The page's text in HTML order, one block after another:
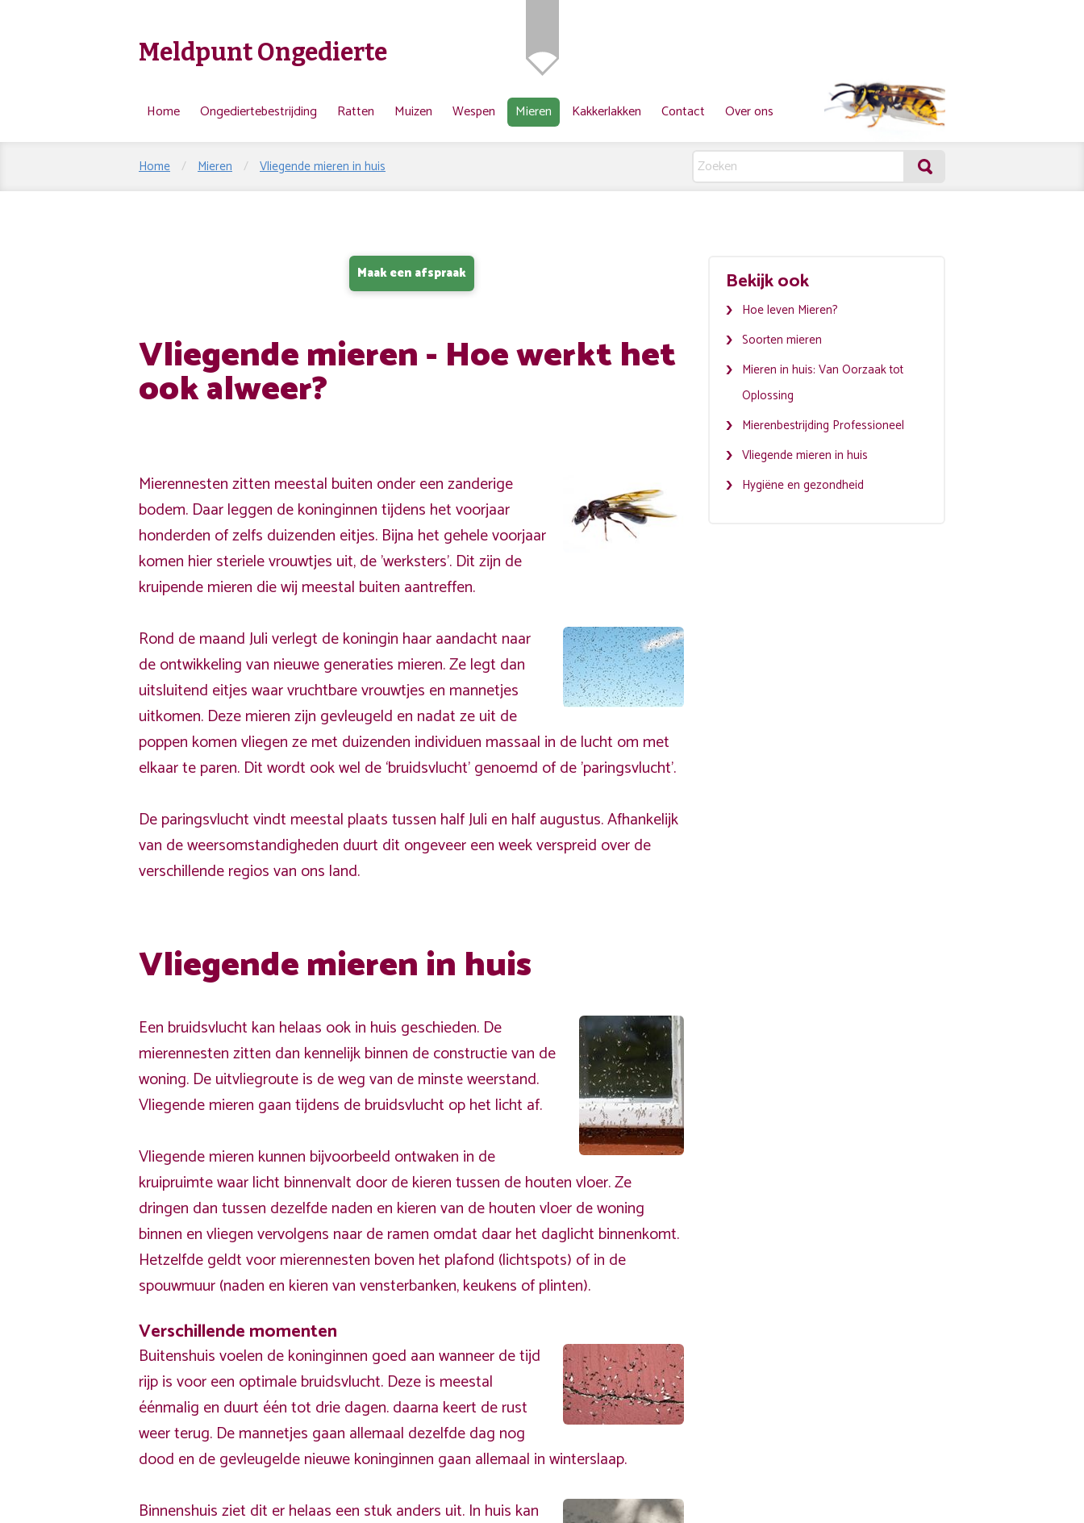
Meldpunt Ongedierte
Home Ongediertebestrijding Ratten Muizen Wespen Mieren Kakkerlakken Contact Over ons
Home / Mieren / Vliegende mieren in huis
Maak een afspraak
Vliegende mieren - Hoe werkt het
ook alweer?
Mierennesten zitten meestal buiten onder een zanderige
bodem. Daar leggen de koninginnen tijdens het voorjaar
honderden of zelfs duizenden eitjes. Bijna het gehele voorjaar
komen hier steriele vrouwtjes uit, de 'werksters'. Dit zijn de
kruipende mieren die wij meestal buiten aantreffen.
Rond de maand Juli verlegt de koningin haar aandacht naar
de ontwikkeling van nieuwe generaties mieren. Ze legt dan
uitsluitend eitjes waar vruchtbare vrouwtjes en mannetjes
uitkomen. Deze mieren zijn gevleugeld en nadat ze uit de
poppen komen vliegen ze met duizenden individuen massaal in de lucht om met
elkaar te paren. Dit wordt ook wel de ‘bruidsvlucht’ genoemd of de 'paringsvlucht'.
De paringsvlucht vindt meestal plaats tussen half Juli en half augustus. Afhankelijk
van de weersomstandigheden duurt dit ongeveer een week verspreid over de
verschillende regios van ons land.
Vliegende mieren in huis
Een bruidsvlucht kan helaas ook in huis geschieden. De
mierennesten zitten dan kennelijk binnen de constructie van de
woning. De uitvliegroute is de weg van de minste weerstand.
Vliegende mieren gaan tijdens de bruidsvlucht op het licht af.
Vliegende mieren kunnen bijvoorbeeld ontwaken in de
kruipruimte waar licht binnenvalt door de kieren tussen de houten vloer. Ze
dringen dan tussen dezelfde naden en kieren van de houten vloer de woning
binnen en vliegen vervolgens naar de ramen omdat daar het daglicht binnenkomt.
Hetzelfde geldt voor mierennesten boven het plafond (lichtspots) of in de
spouwmuur (naden en kieren van vensterbanken, keukens of plinten).
Verschillende momenten
Buitenshuis voelen de koninginnen goed aan wanneer de tijd
rijp is voor een optimale bruidsvlucht. Deze is meestal
éénmalig en duurt één tot drie dagen. daarna keert de rust
weer terug. De mannetjes gaan allemaal dezelfde dag nog
dood en de gevleugelde nieuwe koninginnen gaan allemaal in winterslaap.
Binnenshuis ziet dit er helaas een stuk anders uit. In huis kan
Bekijk ook
Hoe leven Mieren?
Soorten mieren
Mieren in huis: Van Oorzaak tot
Oplossing
Mierenbestrijding Professioneel
Vliegende mieren in huis
Hygiëne en gezondheid